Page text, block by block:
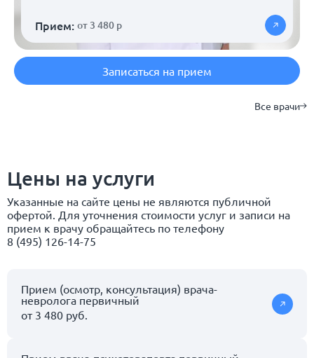
Прием: от 3 480 р
Записаться на прием
Все врачи
Цены на услуги
Указанные на сайте цены не являются публичной
офертой. Для уточнения стоимости услуг и записи на
прием к врачу обращайтесь по телефону
8 (495) 126-14-75
Прием (осмотр, консультация) врача-
невролога первичный
от 3 480 руб.